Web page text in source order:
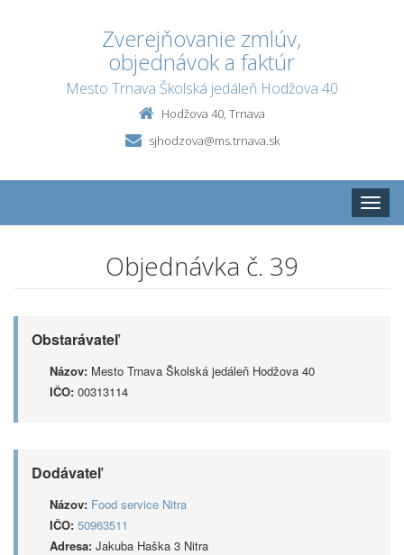
Zverejňovanie zmlúv,
objednávok a faktúr
Mesto Trnava Školská jedáleň Hodžova 40
Hodžova 40, Trnava
sjhodzova@ms.trnava.sk
Toggle
Objednávka č. 39
Obstarávateľ
Názov: Mesto Trnava Školská jedáleň Hodžova 40
IČO: 00313114
Dodávateľ
Názov: Food service Nitra
IČO: 50963511
Adresa: Jakuba Haška 3 Nitra